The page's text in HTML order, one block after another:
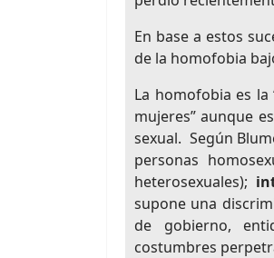
En base a estos
de la homofobia
La homofobia es
mujeres” aunque
sexual. Según
personas
heterosexuales);
supone una
de gobierno,
costumbres